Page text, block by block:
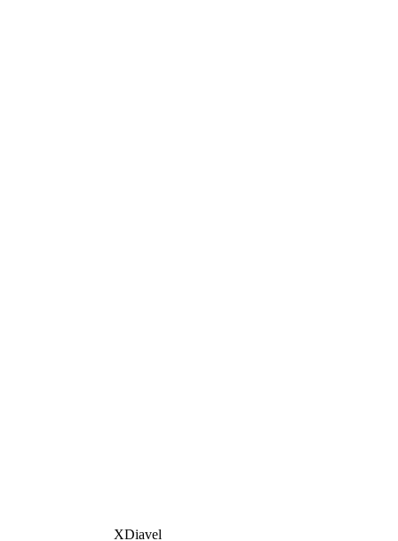
XDiavel